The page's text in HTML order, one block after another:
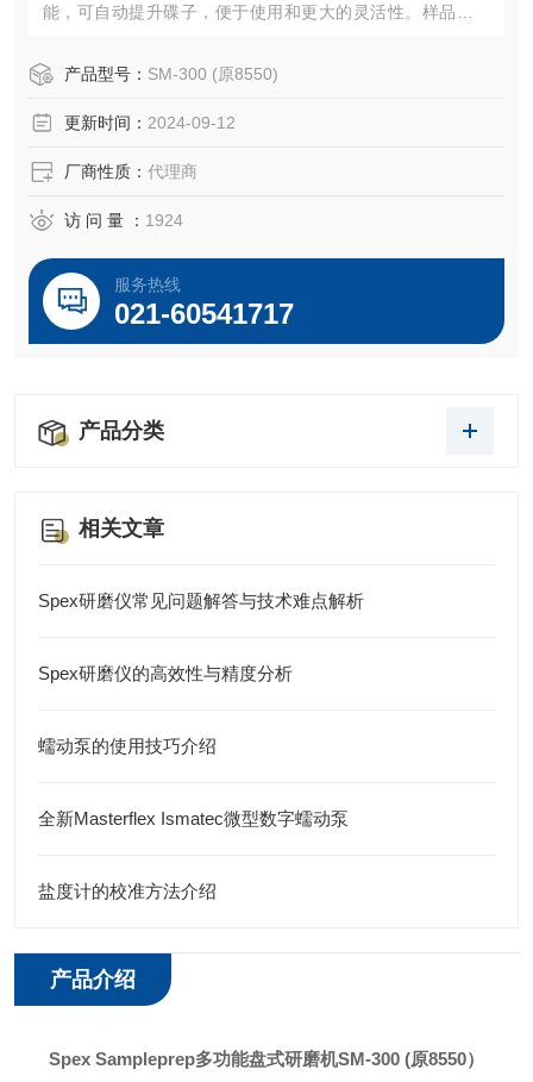
能，可自动提升碟子，便于使用和更大的灵活性。样品容器
使用我们的环和圆盘系统增加样品尺寸和容量。
产品型号： SM-300 (原8550)
更新时间： 2024-09-12
厂商性质： 代理商
访 问 量 ： 1924
服务热线
021-60541717
产品分类
相关文章
Spex研磨仪常见问题解答与技术难点解析
Spex研磨仪的高效性与精度分析
蠕动泵的使用技巧介绍
全新Masterflex Ismatec微型数字蠕动泵
盐度计的校准方法介绍
产品介绍
Spex Sampleprep多功能盘式研磨机SM-300 (原8550）